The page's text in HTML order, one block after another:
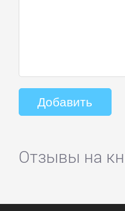
Отзывы на